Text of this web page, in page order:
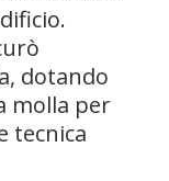
dotando
molla per
tecnica